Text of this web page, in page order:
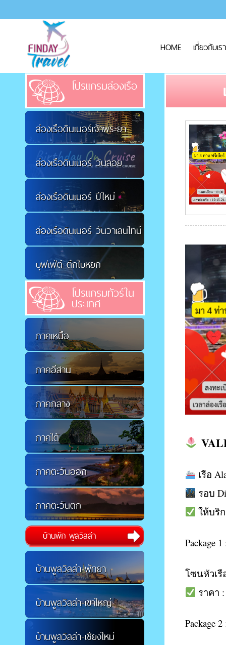
HOME เกี่ยวกับเรา
โปรแกรมล่องเรือ
ล่องเรือดินเนอร์เจ้าพระยา
ล่องเรือดินเนอร์ วันลอย
กระทง
ล่องเรือดินเนอร์ ปีใหม่
ล่องเรือดินเนอร์ วันวาเลนไทน์
บุฟเฟ่ต์ ตึกใบหยก
โปรแกรมทัวร์ใน
ประเทศ
ภาคเหนือ
ภาคอีสาน
ภาคกลาง
ภาคใต้
ภาคตะวันออก
ภาคตะวันตก
บ้านพัก พูลวิลล่า
บ้านพูลวิลล่า-พัทยา
บ้านพูลวิลล่า-เขาใหญ่
บ้านพูลวิลล่า-เชียงใหม่
เรือ
รอบ
ให้บริ
Package
โซนหัวเ
ราคา
Package